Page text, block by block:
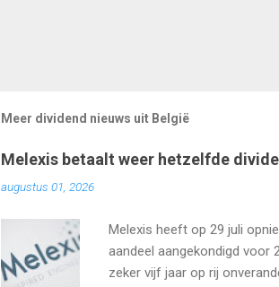
Meer dividend nieuws uit België
Melexis betaalt weer hetzelfde
augustus 01, 2026
Melexis heeft op 29 juli
aandeel aangekondigd voor
zeker vijf jaar op rij